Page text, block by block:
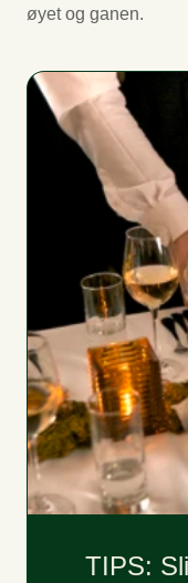
Flyt x Kolonihagen
Eggerøre
Saftig eggerøre fra
Julesaus
Kokte poteter
Focaccia
Focaccia med løk og
Kuvertsmør
Soft flora
De varme rettene
dere kan varme selv
leveringstidspunktet.
avslutning fra vårt
øyet og ganen.
TIPS: